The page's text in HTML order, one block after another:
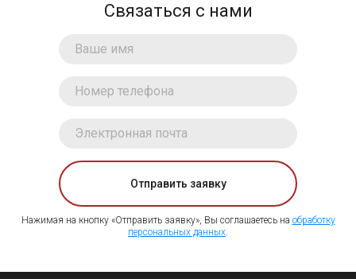
Связаться с нами
Отправить заявку
Нажимая на кнопку «Отправить заявку», Вы соглашаетесь на обработку
персональных данных.